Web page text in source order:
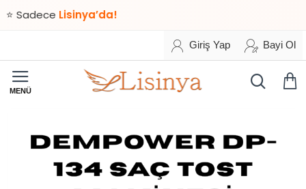
Lisinya’da!
Giriş Yap Bayi Ol